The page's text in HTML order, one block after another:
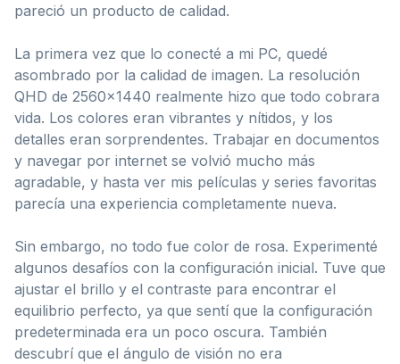
pareció un producto de calidad.
La primera vez que lo conecté a mi PC, quedé
asombrado por la calidad de imagen. La resolución
QHD de 2560×1440 realmente hizo que todo cobrara
vida. Los colores eran vibrantes y nítidos, y los
detalles eran sorprendentes. Trabajar en documentos
y navegar por internet se volvió mucho más
agradable, y hasta ver mis películas y series favoritas
parecía una experiencia completamente nueva.
Sin embargo, no todo fue color de rosa. Experimenté
algunos desafíos con la configuración inicial. Tuve que
ajustar el brillo y el contraste para encontrar el
equilibrio perfecto, ya que sentí que la configuración
predeterminada era un poco oscura. También
descubrí que el ángulo de visión no era